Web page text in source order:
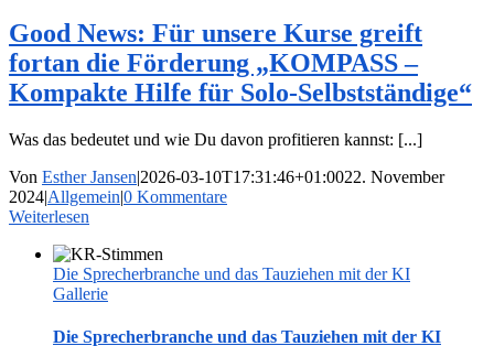
Good News: Für unsere Kurse greift
fortan die Förderung „KOMPASS –
Kompakte Hilfe für Solo-Selbstständige“
Was das bedeutet und wie Du davon profitieren kannst: [...]
Von Esther Jansen|2026-03-10T17:31:46+01:0022. November
2024|Allgemein|0 Kommentare
Weiterlesen
Die Sprecherbranche und das Tauziehen mit der KI
Gallerie
Die Sprecherbranche und das Tauziehen mit der KI